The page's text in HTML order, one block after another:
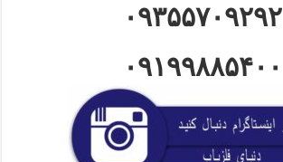
۰۹۳۵۵۷۰۹۲۹۲
۰۹۱۹۹۸۸۵۴۰۰